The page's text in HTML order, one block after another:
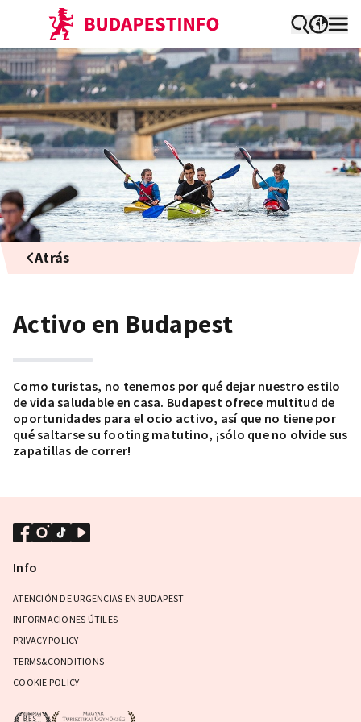
Atrás
Activo en Budapest
Como turistas, no tenemos por qué dejar nuestro estilo
de vida saludable en casa. Budapest ofrece multitud de
oportunidades para el ocio activo, así que no tiene por
qué saltarse su footing matutino, ¡sólo que no olvide sus
zapatillas de correr!
Info
ATENCIÓN DE URGENCIAS EN BUDAPEST
INFORMACIONES ÚTILES
PRIVACY POLICY
TERMS&CONDITIONS
COOKIE POLICY